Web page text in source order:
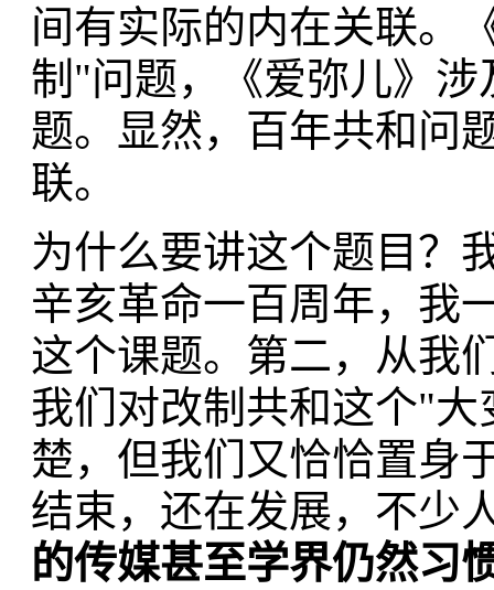
间有实际的内在关联。
制"问题，《爱弥儿》
题。显然，百年共和问
联。
为什么要讲这个题目？
辛亥革命一百周年，我
这个课题。第二，从我
我们对改制共和这个"
楚，但我们又恰恰置身
结束，还在发展，不少
的传媒甚至学界仍然习